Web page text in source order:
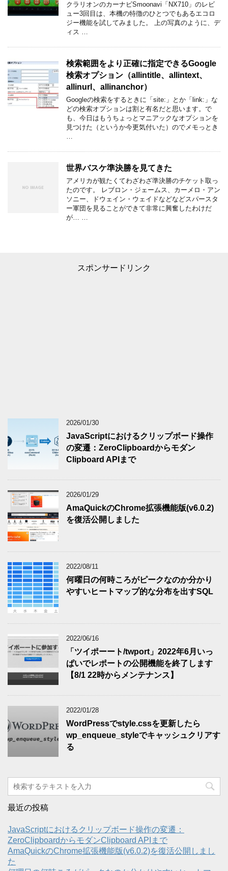
クラリオンのカーナビSmoonavi「NX710」のレビ
ュー3回目は、本機の特徴のひとつでもあるエコロ
ジー機能を試してみました。 上の写真のように、デ
ィス …
検索範囲をより正確に指定できるGoogle
検索オプション（allintitle、allintext、
allinurl、allinanchor）
Googleの検索をするときに「site:」とか「link:」な
どの検索オプションは割と有名だと思います。で
も、今日はもうちょっとマニアックなオプションを
見つけた（というか今更気付いた）のでメモっとき
…
世界バスケ準決勝を見てきた
アメリカが観たくてわざわざ準決勝のチケット取っ
たのです。 レブロン・ジェームス、カーメロ・アン
ソニー、ドウェイン・ウェイドなどなどスパースタ
ー軍団を見ることができて非常に興奮したわけだ
が… …
スポンサードリンク
2026/01/30
JavaScriptにおけるクリップボード操作
の変遷：ZeroClipboardからモダン
Clipboard APIまで
2026/01/29
AmaQuickのChrome拡張機能版(v6.0.2)
を復活公開しました
2022/08/11
何曜日の何時ころがピークなのか分かり
やすいヒートマップ的な分布を出すSQL
2022/06/16
「ツイポーート/twport」2022年6月いっ
ぱいでレポートの公開機能を終了します
【8/1 22時からメンテナンス】
2022/01/28
WordPressでstyle.cssを更新したら
wp_enqueue_styleでキャッシュクリアす
る
最近の投稿
JavaScriptにおけるクリップボード操作の変遷：
ZeroClipboardからモダンClipboard APIまで
AmaQuickのChrome拡張機能版(v6.0.2)を復活公開しまし
た